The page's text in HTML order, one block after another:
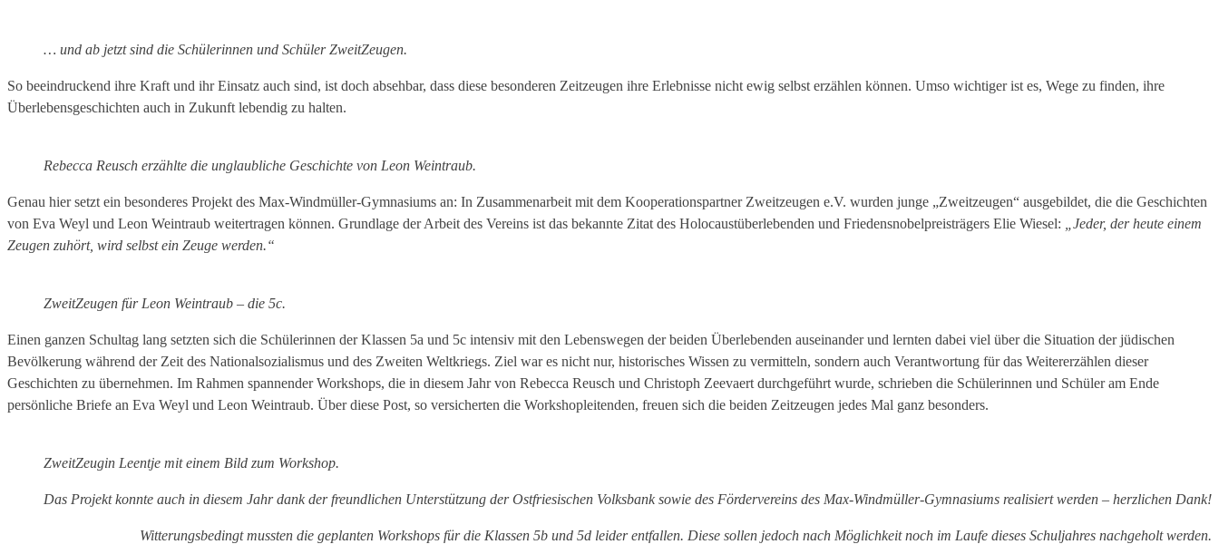
… und ab jetzt sind die Schülerinnen und Schüler ZweitZeugen.
So beeindruckend ihre Kraft und ihr Einsatz auch sind, ist doch absehbar, dass diese besonderen Zeitzeugen ihre Erlebnisse nicht ewig selbst erzählen können. Umso wichtiger ist es, Wege zu finden, ihre
Überlebensgeschichten auch in Zukunft lebendig zu halten.
Rebecca Reusch erzählte die unglaubliche Geschichte von Leon Weintraub.
Genau hier setzt ein besonderes Projekt des Max-Windmüller-Gymnasiums an: In Zusammenarbeit mit dem Kooperationspartner Zweitzeugen e.V. wurden junge „Zweitzeugen“ ausgebildet, die die Geschichten
von Eva Weyl und Leon Weintraub weitertragen können. Grundlage der Arbeit des Vereins ist das bekannte Zitat des Holocaustüberlebenden und Friedensnobelpreisträgers Elie Wiesel:
„Jeder, der heute einem
Zeugen zuhört, wird selbst ein Zeuge werden.“
ZweitZeugen für Leon Weintraub – die 5c.
Einen ganzen Schultag lang setzten sich die Schülerinnen der Klassen 5a und 5c intensiv mit den Lebenswegen der beiden Überlebenden auseinander und lernten dabei viel über die Situation der jüdischen
Bevölkerung während der Zeit des Nationalsozialismus und des Zweiten Weltkriegs. Ziel war es nicht nur, historisches Wissen zu vermitteln, sondern auch Verantwortung für das Weitererzählen dieser
Geschichten zu übernehmen. Im Rahmen spannender Workshops, die in diesem Jahr von Rebecca Reusch und Christoph Zeevaert durchgeführt wurde, schrieben die Schülerinnen und Schüler am Ende
persönliche Briefe an Eva Weyl und Leon Weintraub. Über diese Post, so versicherten die Workshopleitenden, freuen sich die beiden Zeitzeugen jedes Mal ganz besonders.
ZweitZeugin Leentje mit einem Bild zum Workshop.
Das Projekt konnte auch in diesem Jahr dank der freundlichen Unterstützung der Ostfriesischen Volksbank sowie des Fördervereins des Max-Windmüller-Gymnasiums realisiert werden – herzlichen Dank!
Witterungsbedingt mussten die geplanten Workshops für die Klassen 5b und 5d leider entfallen. Diese sollen jedoch nach Möglichkeit noch im Laufe dieses Schuljahres nachgeholt werden.